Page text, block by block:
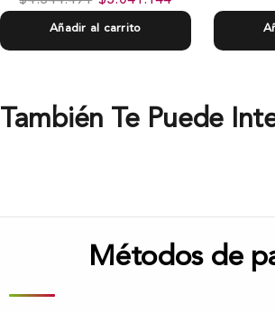
Añadir al carrito
También Te Puede
Métodos de